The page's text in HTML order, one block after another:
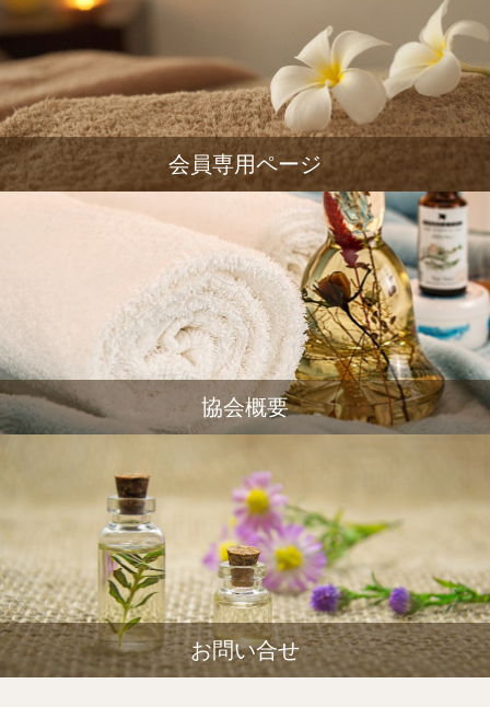
会員専用ページ
協会概要
お問い合せ